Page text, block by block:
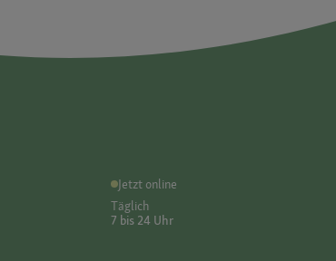
Jetzt online
Täglich
7 bis 24 Uhr